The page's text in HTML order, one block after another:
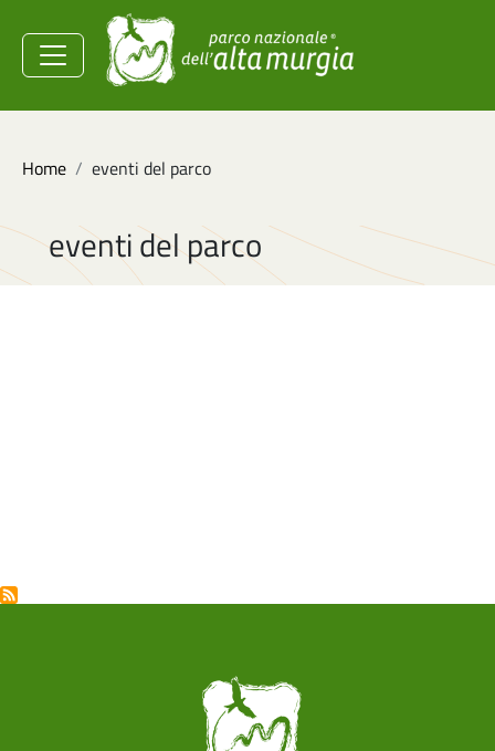
Salta al contenuto principale
della Sicurezza
Energetica
Home
eventi del parco
eventi del parco